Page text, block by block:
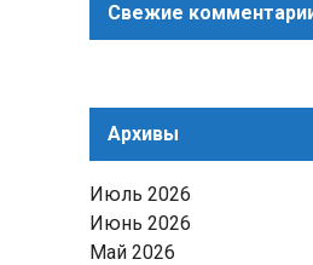
Свежие
Архивы
Июль 2026
Июнь 2026
Май 2026